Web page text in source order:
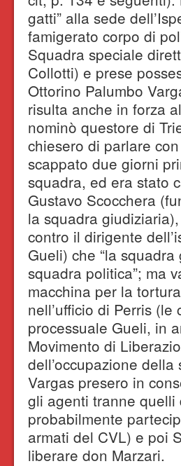
gatti” alla sede
famigerato corpo di
Squadra speciale
Collotti) e prese
Ottorino Palumbo
risulta anche in forza
nominò questore di
chiesero di parlare
scappato due giorni
squadra, ed era stato
Gustavo Scocchera
la squadra
contro il dirigente
Gueli) che “la
squadra politica”; ma
macchina per la
nell’ufficio di Perris
processuale Gueli, in
Movimento di
dell’occupazione
Vargas presero in
gli agenti tranne
probabilmente
armati del CVL) e poi
liberare don Marzari.